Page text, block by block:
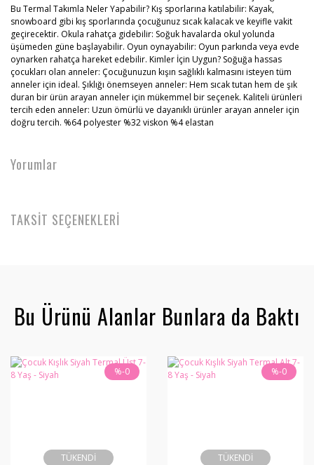
Bu Termal Takımla Neler Yapabilir? Kış sporlarına katılabilir: Kayak,
snowboard gibi kış sporlarında çocuğunuz sıcak kalacak ve keyifle vakit
geçirecektir. Okula rahatça gidebilir: Soğuk havalarda okul yolunda
üşümeden güne başlayabilir. Oyun oynayabilir: Oyun parkında veya evde
oynarken rahatça hareket edebilir. Kimler İçin Uygun? Soğuğa hassas
çocukları olan anneler: Çocuğunuzun kışın sağlıklı kalmasını isteyen tüm
anneler için ideal. Şıklığı önemseyen anneler: Hem sıcak tutan hem de şık
duran bir ürün arayan anneler için mükemmel bir seçenek. Kaliteli ürünleri
tercih eden anneler: Uzun ömürlü ve dayanıklı ürünler arayan anneler için
doğru tercih. %64 polyester %32 viskon %4 elastan
Yorumlar
TAKSİT SEÇENEKLERİ
Bu Ürünü Alanlar Bunlara da Baktı
%-0
TÜKENDİ
%-0
TÜKENDİ